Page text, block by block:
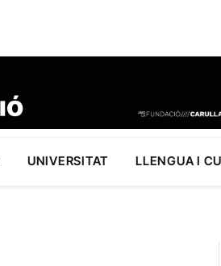
UNIVERSITAT LLENGUA I